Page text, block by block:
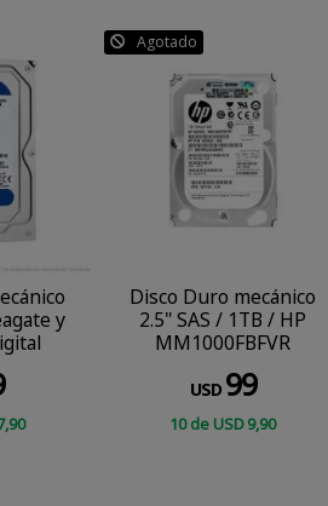
y
,90
Agotado
Disco Duro mecánico
2.5" SAS / 1TB / HP
MM1000FBFVR
USD 99
10de USD9,90
CONSULTAR